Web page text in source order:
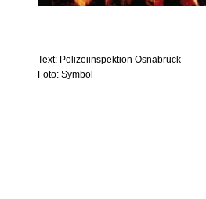
Text: Polizeiinspektion Osnabrück
Foto: Symbol